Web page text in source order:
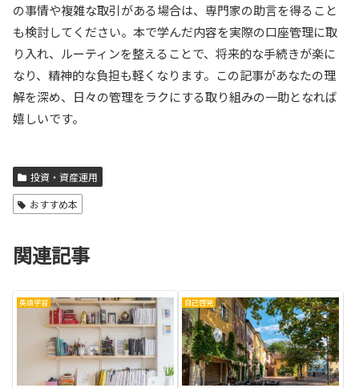
の事情や複雑な取引がある場合は、専門家の助言を得ること
も検討してください。本で学んだ内容を実際の口座管理に取
り入れ、ルーティンを整えることで、将来的な手続きが楽に
なり、精神的な負担も軽くなります。この記事があなたの理
解を深め、日々の管理をラクにする取り組みの一助となれば
嬉しいです。
投資・資産運用
おすすめ本
関連記事
英語学習 自己啓発